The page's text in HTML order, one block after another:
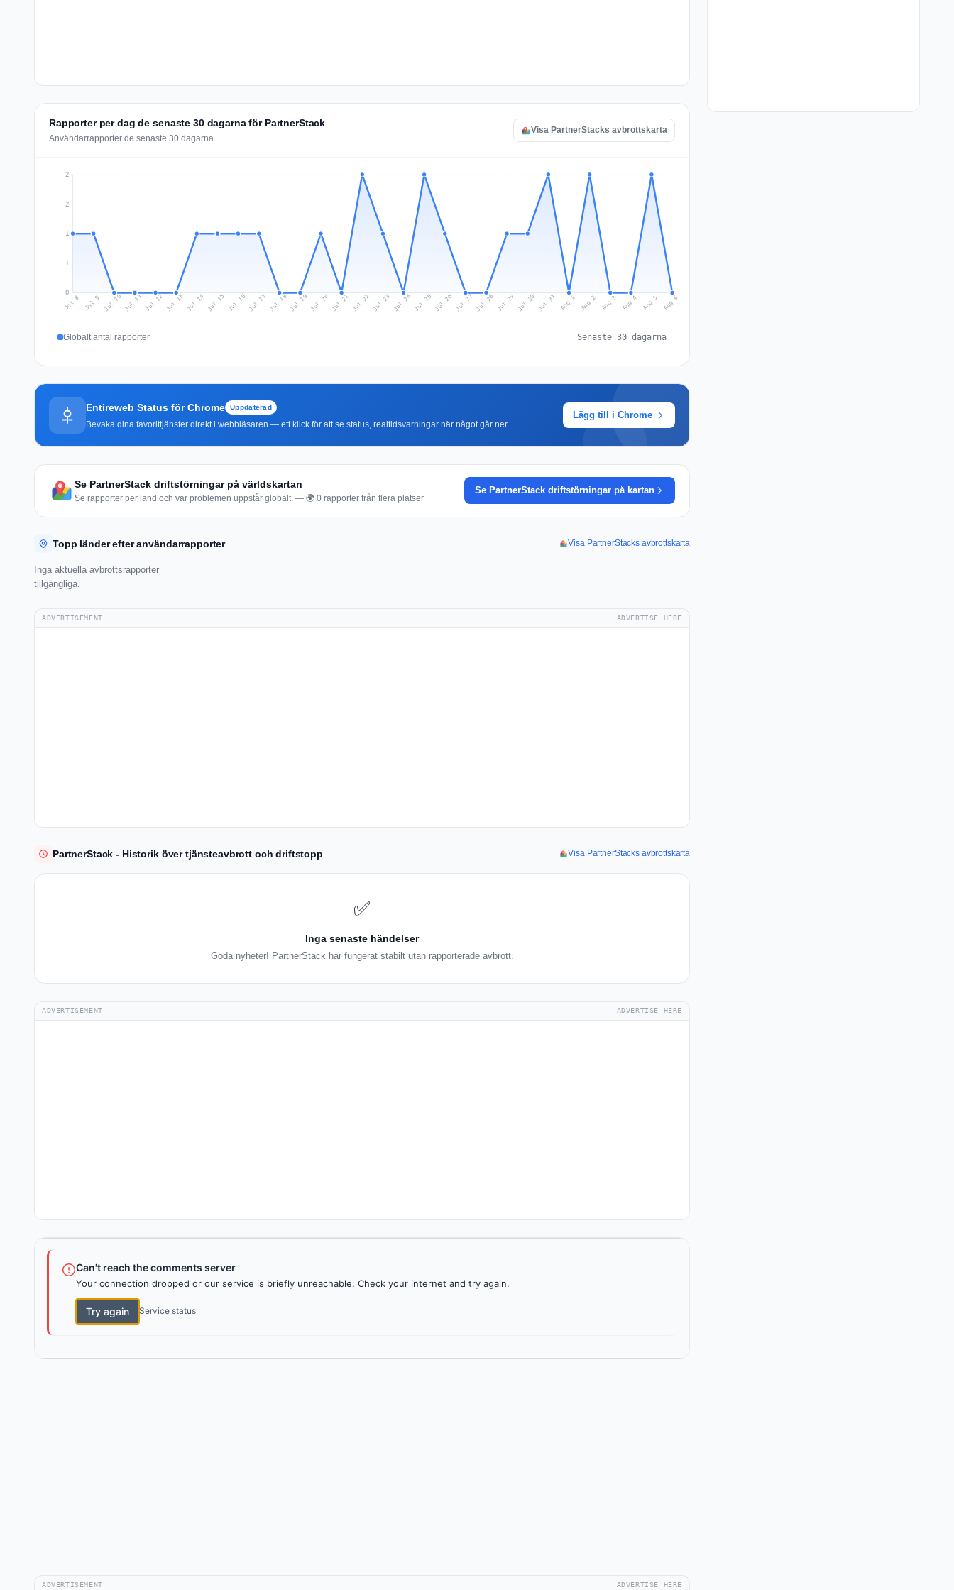
Rapporter per dag de senaste 30 dagarna för PartnerStack
Användarrapporter de senaste 30 dagarna
Visa PartnerStacks avbrottskarta
0
1
1
2
2
Jul 8 Jul 9 Jul 10 Jul 11Jul 12 Jul 13 Jul 14 Jul 15 Jul 16Jul 17 Jul 18Jul 19 Jul 20 Jul 21 Jul 22 Jul 23 Jul 24Jul 25 Jul 26Jul 27 Jul 28 Jul 29 Jul 30 Jul 31 Aug 1 Aug 2 Aug 3 Aug 4 Aug 5 Aug 6
Globalt antal rapporter Senaste 30 dagarna
Entireweb Status för Chrome Uppdaterad
Bevaka dina favorittjänster direkt i webbläsaren — ett klick för att se status, realtidsvarningar när något går ner.
Lägg till i Chrome
Se PartnerStack driftstörningar på världskartan
Se rapporter per land och var problemen uppstår globalt. — 🌍 0 rapporter från flera platser
Se PartnerStack driftstörningar på kartan
Topp länder efter användarrapporter Visa PartnerStacks avbrottskarta
Inga aktuella avbrottsrapporter
tillgängliga.
ADVERTISEMENT ADVERTISE HERE
PartnerStack - Historik över tjänsteavbrott och driftstopp Visa PartnerStacks avbrottskarta
✅
Inga senaste händelser
Goda nyheter! PartnerStack har fungerat stabilt utan rapporterade avbrott.
ADVERTISEMENT ADVERTISE HERE
Can't reach the comments server
Your connection dropped or our service is briefly unreachable. Check your internet and try again.
Try again Service status
ADVERTISEMENT ADVERTISE HERE